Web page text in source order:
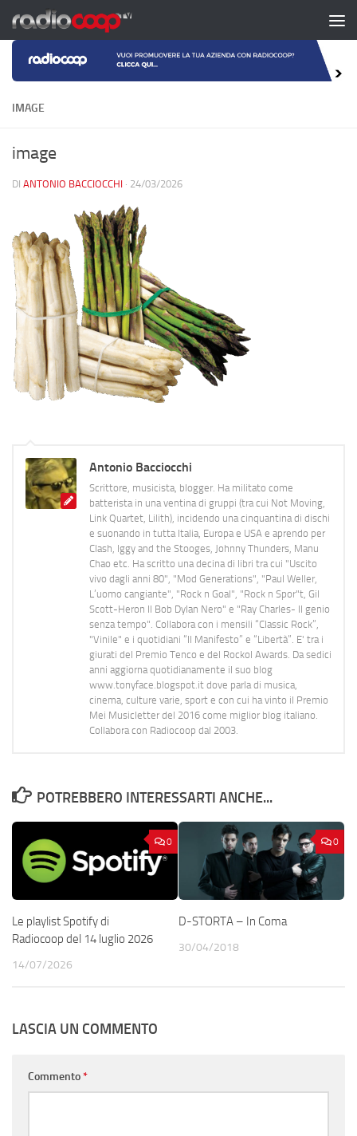
Salta al contenuto
IMAGE
image
DI ANTONIO BACCIOCCHI · 24/03/2026
Antonio Bacciocchi
Scrittore, musicista, blogger. Ha militato come
batterista in una ventina di gruppi (tra cui Not Moving,
Link Quartet, Lilith), incidendo una cinquantina di dischi
e suonando in tutta Italia, Europa e USA e aprendo per
Clash, Iggy and the Stooges, Johnny Thunders, Manu
Chao etc. Ha scritto una decina di libri tra cui "Uscito
vivo dagli anni 80", "Mod Generations", "Paul Weller,
L’uomo cangiante", "Rock n Goal", "Rock n Spor"t, Gil
Scott-Heron Il Bob Dylan Nero" e "Ray Charles- Il genio
senza tempo". Collabora con i mensili “Classic Rock”,
"Vinile" e i quotidiani “Il Manifesto” e “Libertà”. E' tra i
giurati del Premio Tenco e del Rockol Awards. Da sedici
anni aggiorna quotidianamente il suo blog
www.tonyface.blogspot.it dove parla di musica,
cinema, culture varie, sport e con cui ha vinto il Premio
Mei Musicletter del 2016 come miglior blog italiano.
Collabora con Radiocoop dal 2003.
POTREBBERO INTERESSARTI ANCHE...
0
Le playlist Spotify di
Radiocoop del 14 luglio 2026
14/07/2026
0
D-STORTA – In Coma
30/04/2018
LASCIA UN COMMENTO
Commento*